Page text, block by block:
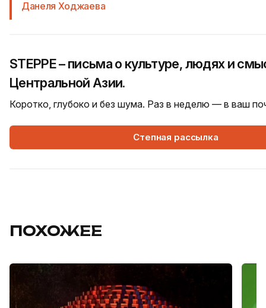
Данеля Ходжаева
STEPPE – письма о культуре, людях и
Центральной Азии.
Коротко, глубоко и без шума. Раз в неделю — в ваш
Степная рассылка
ПОХОЖЕЕ